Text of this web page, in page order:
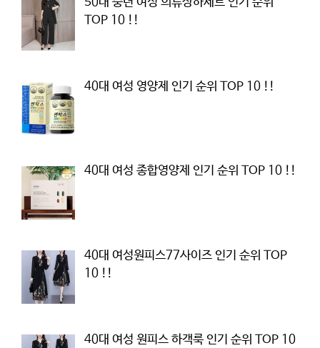
TOP 10 !!
40대 여성 영양제 인기 순위 TOP 10 !!
40대 여성 종합영양제 인기 순위 TOP 10 !!
40대 여성원피스77사이즈 인기 순위 TOP
10 !!
40대 여성 원피스 하객룩 인기 순위 TOP 10